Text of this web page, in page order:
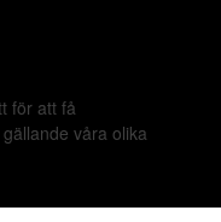
för att få
våra olika